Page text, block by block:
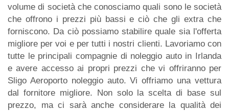
volume di società che conosciamo quali sono le società
che offrono i prezzi più bassi e ciò che gli extra che
forniscono. Da ciò possiamo stabilire quale sia l'offerta
migliore per voi e per tutti i nostri clienti. Lavoriamo con
tutte le principali compagnie di noleggio auto in Irlanda
e avere accesso ai propri prezzi che vi offriranno per
Sligo Aeroporto noleggio auto. Vi offriamo una vettura
dal fornitore migliore. Non solo la scelta di base sul
prezzo, ma ci sarà anche considerare la qualità dei